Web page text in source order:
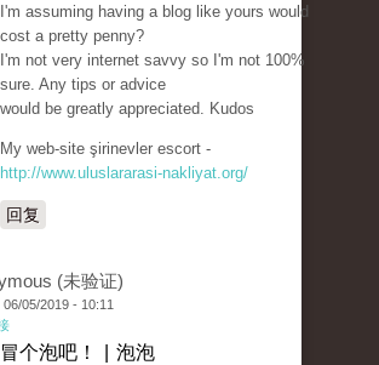
I'm assuming having a blog like yours would
cost a pretty penny?
I'm not very internet savvy so I'm not 100%
sure. Any tips or advice
would be greatly appreciated. Kudos
My web-site şirinevler escort -
http://www.uluslararasi-nakliyat.org/
回复
(未验证)
05/2019 - 10:11
冒个泡吧！ | 泡泡